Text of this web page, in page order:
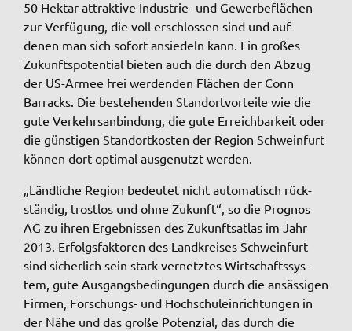
50 Hekt­ar attrak­ti­ve Indus­trie- und Gewer­be­flä­chen
zur Verfü­gung, die voll erschlos­sen sind und auf
denen man sich sofort ansie­deln kann. Ein großes
Zukunfts­po­ten­ti­al bieten auch die durch den Abzug
der US-Armee frei werden­den Flächen der Conn
Barracks. Die bestehen­den Stand­ort­vor­tei­le wie die
gute Verkehrs­an­bin­dung, die gute Erreich­bar­keit oder
die güns­ti­gen Stand­ort­kos­ten der Regi­on Schwein­furt
können dort opti­mal ausge­nutzt werden.
„Länd­li­che Regi­on bedeu­tet nicht auto­ma­tisch rück­
stän­dig, trost­los und ohne Zukunft“, so die Prognos
AG zu ihren Ergeb­nis­sen des Zukunfts­at­las im Jahr
2013. Erfolgs­fak­to­ren des Land­krei­ses Schwein­furt
sind sicher­lich sein stark vernetz­tes Wirt­schafts­sys­
tem, gute Ausgangs­be­din­gun­gen durch die ansäs­si­gen
Firmen, Forschungs- und Hoch­schul­ein­rich­tun­gen in
der Nähe und das große Poten­zi­al, das durch die
_pk_ses
Name:
_pk_ses
Anbieter:
Landratsamt Schweinfurt
Zweck:
Kurzzeitiges Cookie, um vorübergehende Daten des
Cookie Laufzeit:
Session